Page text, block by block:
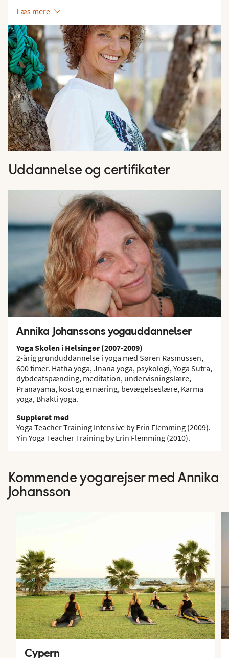
Læs mere
Uddannelse og certifikater
Annika Johanssons yogauddannelser
Yoga Skolen i Helsingør (2007-2009)
2-årig grunduddannelse i yoga med Søren Rasmussen,
600 timer. Hatha yoga, Jnana yoga, psykologi, Yoga Sutra,
dybdeafspænding, meditation, undervisningslære,
Pranayama, kost og ernæring, bevægelseslære, Karma
yoga, Bhakti yoga.
Suppleret med
Yoga Teacher Training Intensive by Erin Flemming (2009).
Yin Yoga Teacher Training by Erin Flemming (2010).
Kommende yogarejser med Annika
Johansson
Cypern